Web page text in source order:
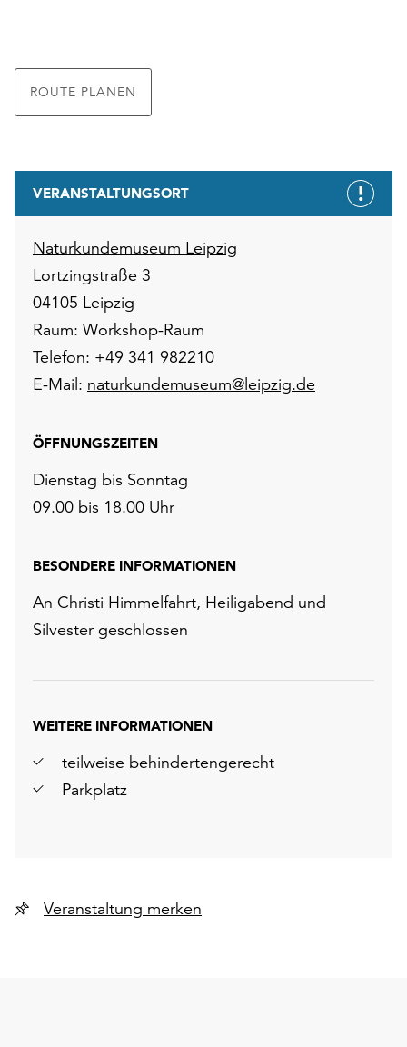
ROUTE PLANEN
VERANSTALTUNGSORT
Naturkundemuseum Leipzig
Lortzingstraße 3
04105 Leipzig
Raum: Workshop-Raum
Telefon: +49 341 982210
E-Mail: naturkundemuseum@leipzig.de
ÖFFNUNGSZEITEN
Dienstag bis Sonntag
09.00 bis 18.00 Uhr
BESONDERE INFORMATIONEN
An Christi Himmelfahrt, Heiligabend und
Silvester geschlossen
WEITERE INFORMATIONEN
teilweise behindertengerecht
Parkplatz
Veranstaltung merken